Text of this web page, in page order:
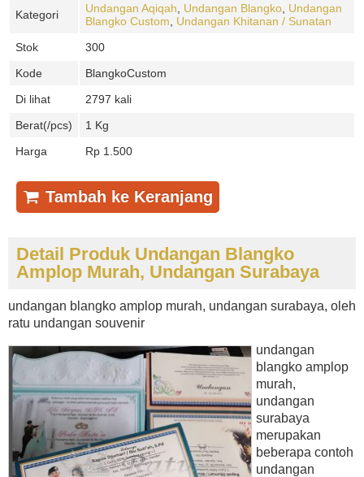
Kategori Undangan Aqiqah Undangan Blangko Undangan
Blangko Custom
Undangan Khitanan / Sunatan
Stok
300
Kode
BlangkoCustom
Di lihat
2797 kali
Berat(/pcs)
1 Kg
Harga
Rp 1.500
Tambah ke Keranjang
Detail Produk Undangan Blangko
Amplop Murah, Undangan Surabaya
undangan blangko amplop murah, undangan surabaya, oleh
ratu undangan souvenir
undangan
blangko amplop
murah,
undangan
surabaya
merupakan
beberapa contoh
undangan